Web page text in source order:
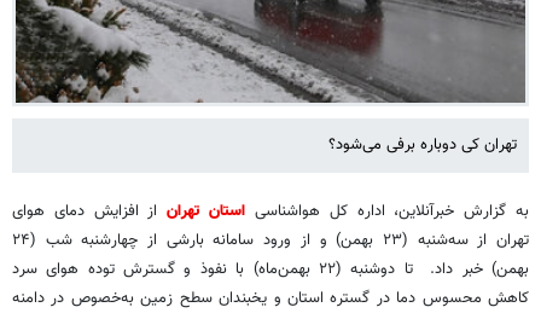
تهران کی دوباره برفی می‌شود؟
به گزارش خبرآنلاین، اداره کل هواشناسی استان تهراناز افزایش دمای هوای
تهران از سه‌شنبه (۲۳ بهمن) و از ورود سامانه بارشی از چهارشنبه شب (۲۴
بهمن) خبر داد. تا دوشنبه (۲۲ بهمن‌ماه) با نفوذ و گسترش توده هوای سرد
کاهش محسوس دما در گستره استان و یخبندان سطح زمین به‌خصوص در دامنه